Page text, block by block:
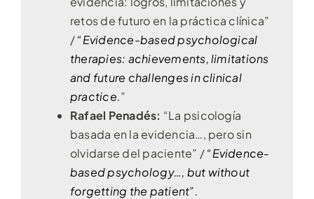
retos de futuro en la práctica clínica”
/“Evidence-based psychological
therapies: achievements, limitations
and future challenges in clinical
practice.”
Rafael Penadés: “La psicología
basada en la evidencia…, pero sin
olvidarse del paciente” /“Evidence-
based psychology…, but without
forgetting the patient”.